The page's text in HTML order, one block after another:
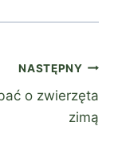
NASTĘPNY
o zwierzęta
zimą